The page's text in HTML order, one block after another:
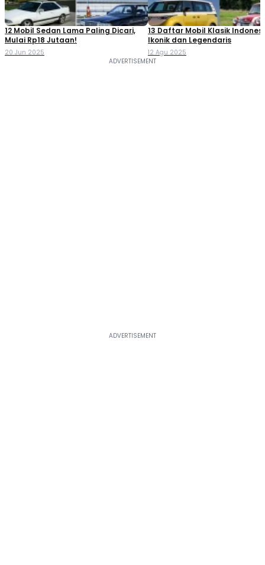
12 Mobil Sedan Lama Paling Dicari,
Mulai Rp18 Jutaan!
20 Jun 2025
13 Daftar Mobil Klasik
Ikonik dan Legendaris
12 Agu 2025